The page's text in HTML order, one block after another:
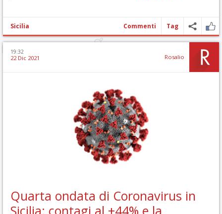
Sicilia Commenti Tag
19:32
22 Dic 2021 Rosalio
Quarta ondata di Coronavirus in
Sicilia: contagi al +44% e la